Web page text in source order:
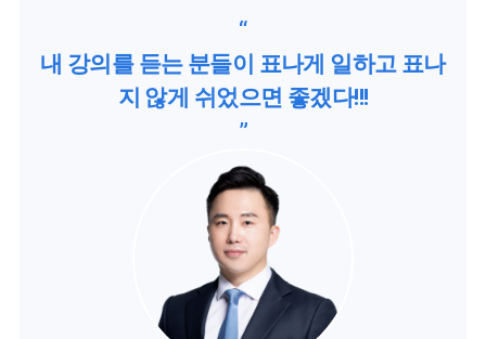
“
내 강의를 듣는 분들이 표나게 일하고 표나
지 않게 쉬었으면 좋겠다!!!
”